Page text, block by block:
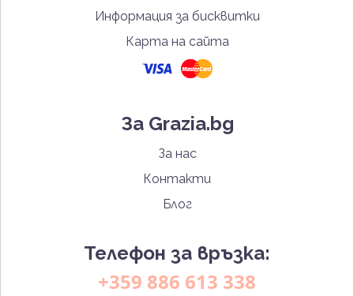
Информация за бисквитки
Карта на сайта
За Grazia.bg
За нас
Контакти
Блог
Телефон за връзка:
+359 886 613 338